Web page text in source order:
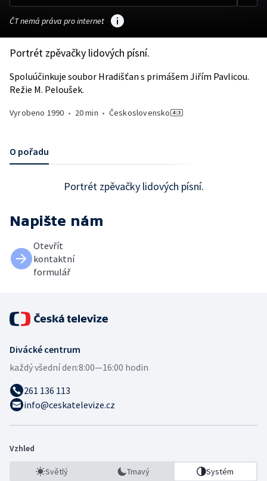
ČT nemá práva pro internet
Portrét zpěvačky lidových písní.
Spoluúčinkuje soubor Hradišťan s primášem Jiřím Pavlicou.
Režie M. Peloušek.
Vyrobeno 1990 • 20 min • Československo
O pořadu
Portrét zpěvačky lidových písní.
Napište nám
Otevřít
kontaktní
formulář
Divácké centrum
každý všední den:8:00—16:00 hodin
261 136 113
info@ceskatelevize.cz
Vzhled
Světlý Tmavý Systém